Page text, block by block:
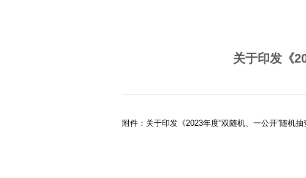
关于印发《
附件： 关于印发《2023年度“双随机、一公开”随机